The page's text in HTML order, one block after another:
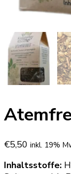
€5,50 inkl. 19%
Inhaltsstoffe: